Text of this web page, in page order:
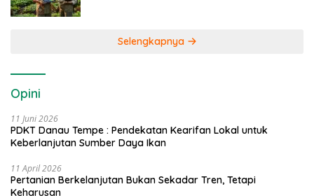
Selengkapnya
Opini
11 Juni 2026
PDKT Danau Tempe : Pendekatan Kearifan Lokal untuk
Keberlanjutan Sumber Daya Ikan
11 April 2026
Pertanian Berkelanjutan Bukan Sekadar Tren, Tetapi
Keharusan